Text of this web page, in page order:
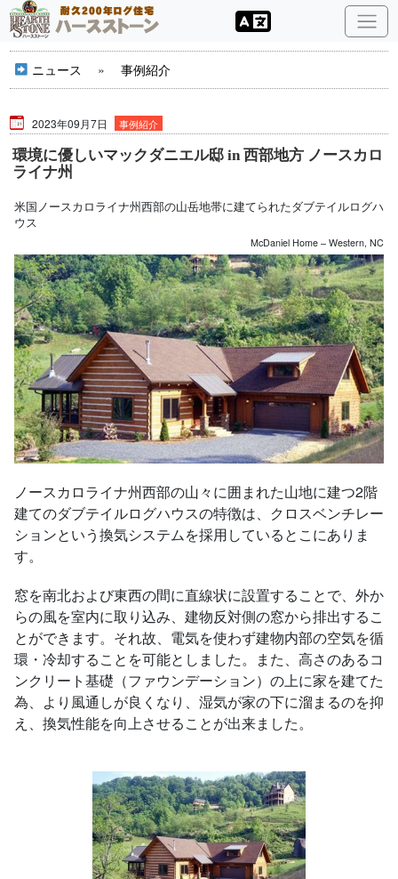
ニュース » 事例紹介
2023年09月7日 事例紹介
環境に優しいマックダニエル邸 in 西部地方 ノースカロ
ライナ州
米国ノースカロライナ州西部の山岳地帯に建てられたダブテイルログハ
ウス
McDaniel Home – Western, NC
ノースカロライナ州西部の山々に囲まれた山地に建つ2階
建てのダブテイルログハウスの特徴は、クロスベンチレー
ションという換気システムを採用しているとこにありま
す。
窓を南北および東西の間に直線状に設置することで、外か
らの風を室内に取り込み、建物反対側の窓から排出するこ
とができます。それ故、電気を使わず建物内部の空気を循
環・冷却することを可能としました。また、高さのあるコ
ンクリート基礎（ファウンデーション）の上に家を建てた
為、より風通しが良くなり、湿気が家の下に溜まるのを抑
え、換気性能を向上させることが出来ました。